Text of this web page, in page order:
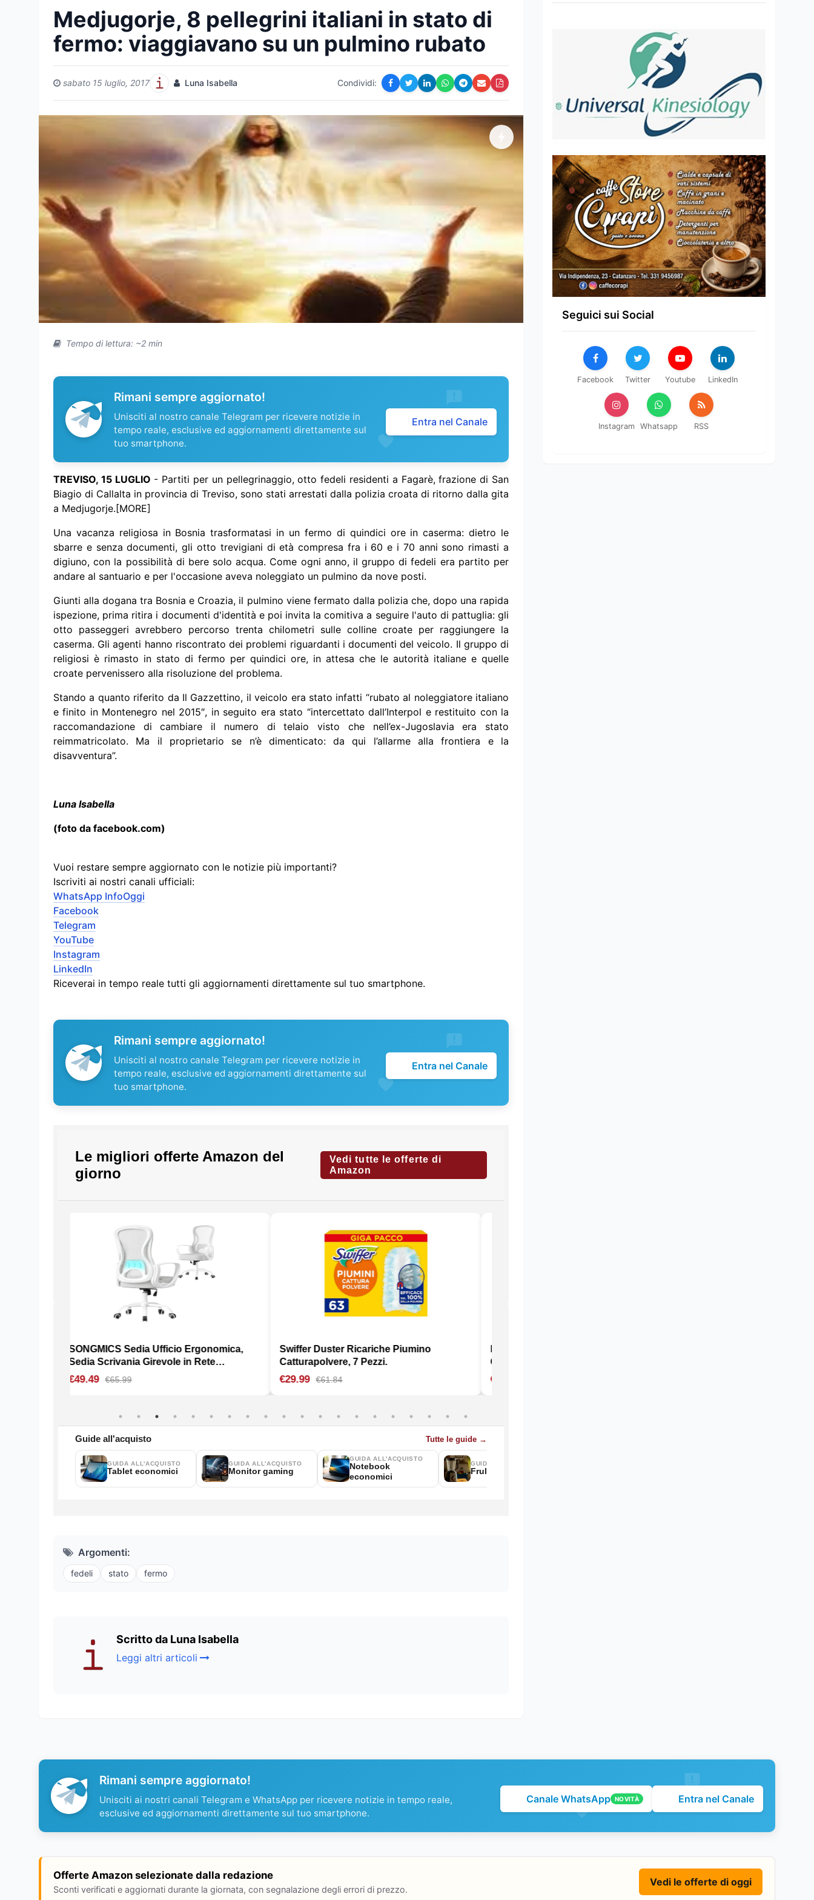
Medjugorje, 8 pellegrini italiani in stato di
fermo: viaggiavano su un pulmino rubato
sabato 15 luglio, 2017 Luna Isabella Condividi:
Tempo di lettura: ~2 min
Rimani sempre aggiornato!
Unisciti al nostro canale Telegram per ricevere notizie in
tempo reale, esclusive ed aggiornamenti direttamente sul
tuo smartphone.
Entra nel Canale
TREVISO, 15 LUGLIO - Partiti per un pellegrinaggio, otto fedeli residenti a Fagarè, frazione di San
Biagio di Callalta in provincia di Treviso, sono stati arrestati dalla polizia croata di ritorno dalla gita
a Medjugorje.[MORE]
Una vacanza religiosa in Bosnia trasformatasi in un fermo di quindici ore in caserma: dietro le
sbarre e senza documenti, gli otto trevigiani di età compresa fra i 60 e i 70 anni sono rimasti a
digiuno, con la possibilità di bere solo acqua. Come ogni anno, il gruppo di fedeli era partito per
andare al santuario e per l'occasione aveva noleggiato un pulmino da nove posti.
Giunti alla dogana tra Bosnia e Croazia, il pulmino viene fermato dalla polizia che, dopo una rapida
ispezione, prima ritira i documenti d'identità e poi invita la comitiva a seguire l'auto di pattuglia: gli
otto passeggeri avrebbero percorso trenta chilometri sulle colline croate per raggiungere la
caserma. Gli agenti hanno riscontrato dei problemi riguardanti i documenti del veicolo. Il gruppo di
religiosi è rimasto in stato di fermo per quindici ore, in attesa che le autorità italiane e quelle
croate pervenissero alla risoluzione del problema.
Stando a quanto riferito da Il Gazzettino, il veicolo era stato infatti “rubato al noleggiatore italiano
e finito in Montenegro nel 2015″, in seguito era stato “intercettato dall’Interpol e restituito con la
raccomandazione di cambiare il numero di telaio visto che nell’ex-Jugoslavia era stato
reimmatricolato. Ma il proprietario se n’è dimenticato: da qui l’allarme alla frontiera e la
disavventura”.
Luna Isabella
(foto da facebook.com)
Vuoi restare sempre aggiornato con le notizie più importanti?
Iscriviti ai nostri canali ufficiali:
WhatsApp InfoOggi
Facebook
Telegram
YouTube
Instagram
LinkedIn
Riceverai in tempo reale tutti gli aggiornamenti direttamente sul tuo smartphone.
Rimani sempre aggiornato!
Unisciti al nostro canale Telegram per ricevere notizie in
tempo reale, esclusive ed aggiornamenti direttamente sul
tuo smartphone.
Entra nel Canale
Argomenti:
fedeli stato fermo
Scritto da Luna Isabella
Leggi altri articoli
Seguici sui Social
Facebook Twitter Youtube LinkedIn
Instagram Whatsapp RSS
Rimani sempre aggiornato!
Unisciti ai nostri canali Telegram e WhatsApp per ricevere notizie in tempo reale,
esclusive ed aggiornamenti direttamente sul tuo smartphone.
Canale WhatsApp NOVITÀ Entra nel Canale
Offerte Amazon selezionate dalla redazione
Sconti verificati e aggiornati durante la giornata, con segnalazione degli errori di prezzo.
Vedi le offerte di oggi